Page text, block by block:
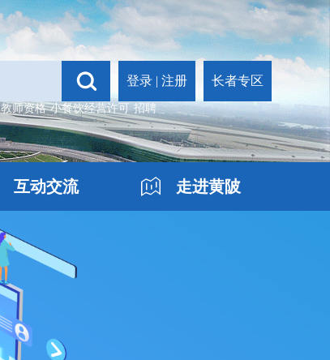
登录 | 注册 长者专区
教师资格 小餐饮经营许可 招聘
互动交流 走进黄陂